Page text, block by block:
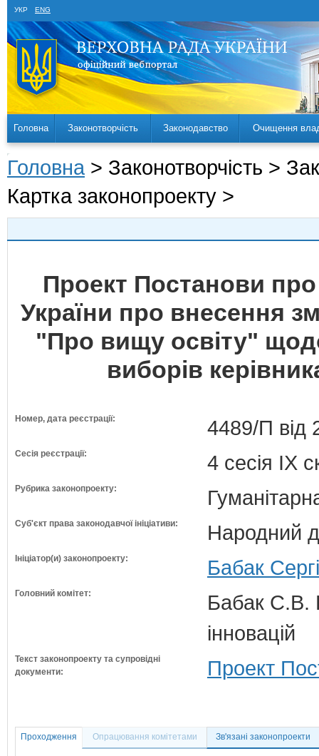
УКР ENG
Головна Законотворчість Законодавство Очищення
Головна > Законотворчість >
Картка законопроекту >
Проект Постанови
України про внесення
"Про вищу освіту"
виборів
Номер, дата реєстрації: 4489/П від
Сесія реєстрації: 4 сесія IX
Рубрика законопроекту:
Суб'єкт права законодавчої ініціативи: Народний
Ініціатор(и) законопроекту: Бабак
Головний комітет:
Бабак С.В.
інновацій
Текст законопроекту та супровідні
документи:
Проект
Проходження Опрацювання комітетами Зв'язані законопроекти